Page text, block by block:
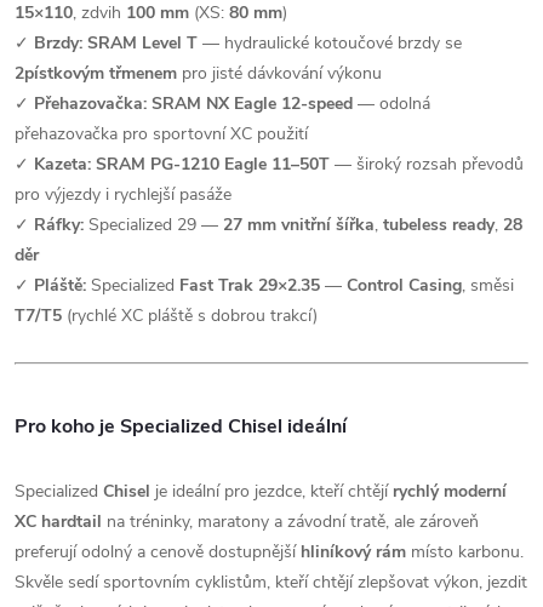
15×110, zdvih 100 mm (XS: 80 mm)
✓ Brzdy: SRAM Level T — hydraulické kotoučové brzdy se
2pístkovým třmenem pro jisté dávkování výkonu
✓ Přehazovačka: SRAM NX Eagle 12-speed — odolná
přehazovačka pro sportovní XC použití
✓ Kazeta: SRAM PG-1210 Eagle 11–50T — široký rozsah převodů
pro výjezdy i rychlejší pasáže
✓ Ráfky: Specialized 29 — 27 mm vnitřní šířka, tubeless ready, 28
děr
✓ Pláště: Specialized Fast Trak 29×2.35 — Control Casing, směsi
T7/T5 (rychlé XC pláště s dobrou trakcí)
Pro koho je Specialized Chisel ideální
Specialized Chisel je ideální pro jezdce, kteří chtějí rychlý moderní
XC hardtail na tréninky, maratony a závodní tratě, ale zároveň
preferují odolný a cenově dostupnější hliníkový rám místo karbonu.
Skvěle sedí sportovním cyklistům, kteří chtějí zlepšovat výkon, jezdit